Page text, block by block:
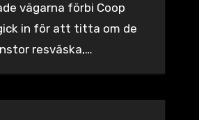
vägarna förbi Coop
in för att titta om de
resväska,…